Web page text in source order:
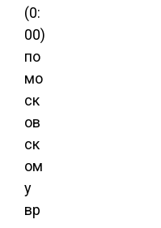
(0:
00)
по
мо
ск
ов
ск
ом
у
вр